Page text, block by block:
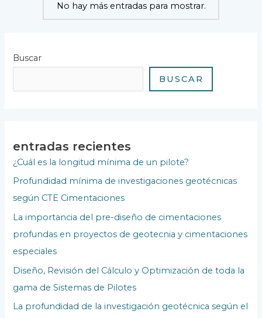
No hay más entradas para mostrar.
Buscar
BUSCAR
entradas recientes
¿Cuál es la longitud mínima de un pilote?
Profundidad mínima de investigaciones geotécnicas
según CTE Cimentaciones
La importancia del pre-diseño de cimentaciones
profundas en proyectos de geotecnia y cimentaciones
especiales
Diseño, Revisión del Cálculo y Optimización de toda la
gama de Sistemas de Pilotes
La profundidad de la investigación geotécnica según el